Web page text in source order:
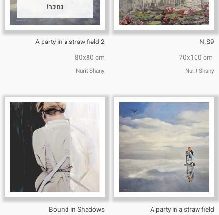
N.S9
Nurit Shany
נמכר!
A party in a straw field 2
80x80 cm
Nurit Shany
A party in a straw field
Bound in Shadows